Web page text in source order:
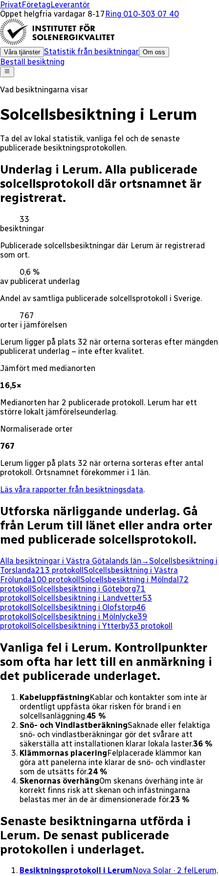
PrivatFöretagLeverantör
Öppet helgfria vardagar 8-17 Ring 010-303 07 40
Våra tjänster Statistik från besiktningar Om oss
Beställ besiktning
Vad besiktningarna visar
Solcellsbesiktning i Lerum
Ta del av lokal statistik, vanliga fel och de senaste
publicerade besiktningsprotokollen.
Underlag i Lerum. Alla publicerade
solcellsprotokoll där ortsnamnet är
registrerat.
33
besiktningar
Publicerade solcellsbesiktningar där Lerum är registrerad
som ort.
0,6 %
av publicerat underlag
Andel av samtliga publicerade solcellsprotokoll i Sverige.
767
orter i jämförelsen
Lerum ligger på plats 32 när orterna sorteras efter mängden
publicerat underlag – inte efter kvalitet.
Jämfört med medianorten
16,5×
Medianorten har 2 publicerade protokoll. Lerum har ett
större lokalt jämförelseunderlag.
Normaliserade orter
767
Lerum ligger på plats 32 när orterna sorteras efter antal
protokoll. Ortsnamnet förekommer i 1 län.
Läs våra rapporter från besiktningsdata.
Utforska närliggande underlag. Gå
från Lerum till länet eller andra orter
med publicerade solcellsprotokoll.
Alla besiktningar i Västra Götalands län →Solcellsbesiktning i
Torslanda213 protokollSolcellsbesiktning i Västra
Frölunda100 protokollSolcellsbesiktning i Mölndal72
protokollSolcellsbesiktning i Göteborg71
protokollSolcellsbesiktning i Landvetter53
protokollSolcellsbesiktning i Olofstorp46
protokollSolcellsbesiktning i Mölnlycke39
protokollSolcellsbesiktning i Ytterby33 protokoll
Vanliga fel i Lerum. Kontrollpunkter
som ofta har lett till en anmärkning i
det publicerade underlaget.
KabeluppfästningKablar och kontakter som inte är
ordentligt uppfästa ökar risken för brand i en
solcellsanläggning.45 %
Snö- och VindlastberäkningSaknade eller felaktiga
snö- och vindlastberäkningar gör det svårare att
säkerställa att installationen klarar lokala laster.36 %
Klämmornas placeringFelplacerade klämmor kan
göra att panelerna inte klarar de snö- och vindlaster
som de utsätts för.24 %
Skenornas överhängOm skenans överhäng inte är
korrekt finns risk att skenan och infästningarna
belastas mer än de är dimensionerade för.23 %
Senaste besiktningarna utförda i
Lerum. De senast publicerade
protokollen i underlaget.
Besiktningsprotokoll i Lerum Nova Solar · 2 fel Lerum,
x
x
x
x
x
x